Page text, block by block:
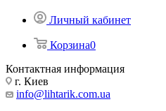
Личный кабинет
Корзина0
Контактная информация
г. Киев
info@lihtarik.com.ua